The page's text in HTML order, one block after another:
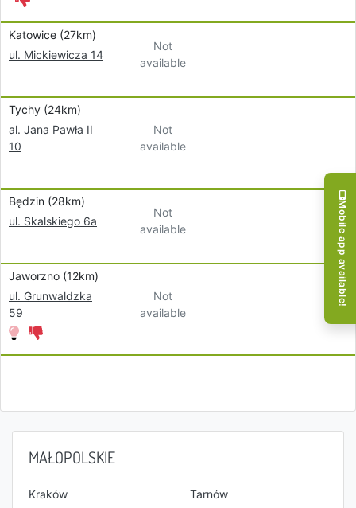
Katowice (27km)
ul. Mickiewicza 14
Not
available
Tychy (24km)
al. Jana Pawła II
10
Not
available
Będzin (28km)
ul. Skalskiego 6a
Not
available
Jaworzno (12km)
ul. Grunwaldzka
59
Not
available
MAŁOPOLSKIE
Kraków
Tarnów
Mobile app available!